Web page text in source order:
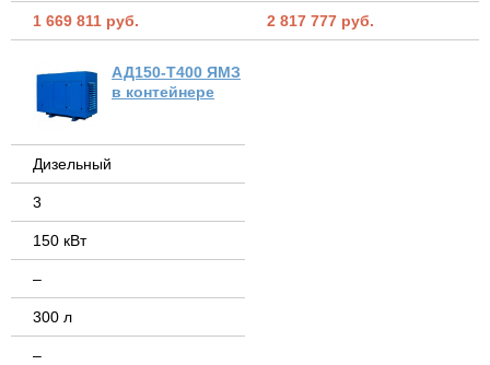
1 669 811 руб. 2 817 777 руб.
АД150-Т400 ЯМЗ
в контейнере
Дизельный
3
150 кВт
–
300 л
–